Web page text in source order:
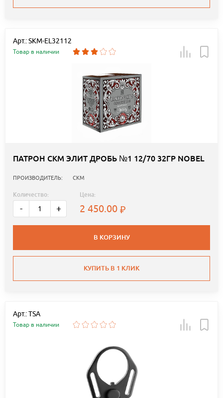
Арт.: SKM-EL32112
Товар в наличии
ПАТРОН СКМ ЭЛИТ ДРОБЬ №1 12/70 32ГР NOBEL
ПРОИЗВОДИТЕЛЬ: СКМ
Количество:
- +
Цена:
2 450.00
В КОРЗИНУ
КУПИТЬ В 1 КЛИК
Арт.: TSA
Товар в наличии